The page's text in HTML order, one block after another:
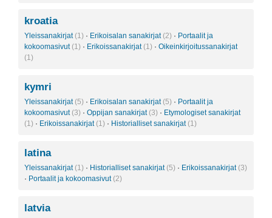
kroatia
Yleissanakirjat (1) · Erikoisalan sanakirjat (2) · Portaalit ja
kokoomasivut (1) · Erikoissanakirjat (1) · Oikeinkirjoitussanakirjat
(1)
kymri
Yleissanakirjat (5) · Erikoisalan sanakirjat (5) · Portaalit ja
kokoomasivut (3) · Oppijan sanakirjat (3) · Etymologiset sanakirjat
(1) · Erikoissanakirjat (1) · Historialliset sanakirjat (1)
latina
Yleissanakirjat (1) · Historialliset sanakirjat (5) · Erikoissanakirjat (3)
· Portaalit ja kokoomasivut (2)
latvia